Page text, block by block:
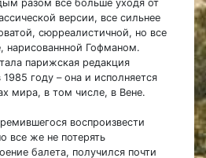
разом все больше уходя от
версии, все сильнее
сюрреалистичной, но все
нарисованнной Гофманом.
парижская редакция
1985 году – она и исполняется
мира, в том числе, в Вене.
воспроизвести
все же не потерять
балета, получился почти